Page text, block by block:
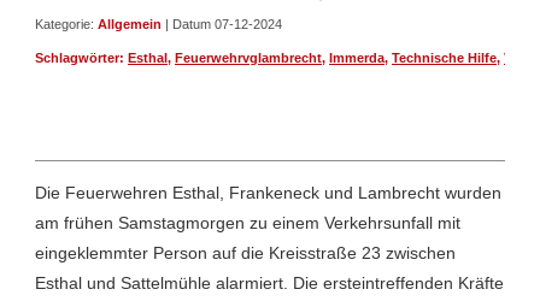
Kategorie: Allgemein | Datum 07-12-2024
Schlagwörter: Esthal, Feuerwehrvglambrecht, Immerda, Technische Hilfe,
Die Feuerwehren Esthal, Frankeneck und Lambrecht wurden
am frühen Samstagmorgen zu einem Verkehrsunfall mit
eingeklemmter Person auf die Kreisstraße 23 zwischen
Esthal und Sattelmühle alarmiert. Die ersteintreffenden Kräfte